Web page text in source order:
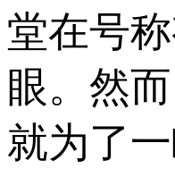
堂在号
眼。然
就为了